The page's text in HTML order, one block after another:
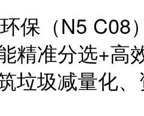
保（N5 C08
精准分选+高
垃圾减量化